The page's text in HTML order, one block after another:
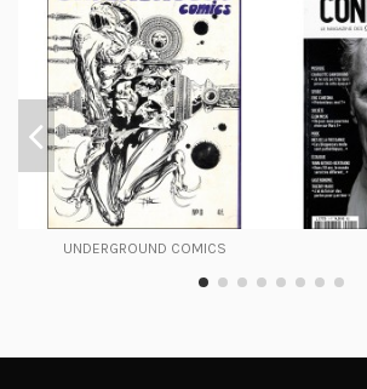
UNDERGROUND COMICS